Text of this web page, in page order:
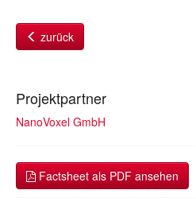
zurück
Projektpartner
NanoVoxel GmbH
Factsheet als PDF ansehen